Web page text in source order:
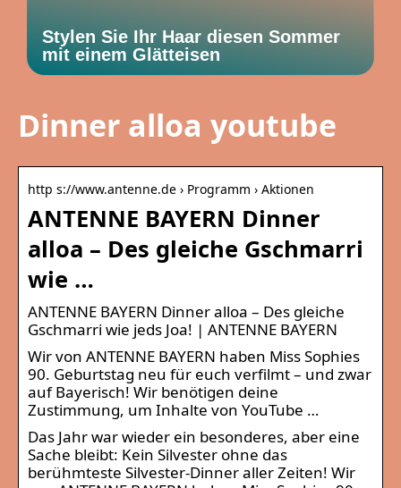
Stylen Sie Ihr Haar diesen Sommer
mit einem Glätteisen
Dinner alloa youtube
http s://www.antenne.de › Programm › Aktionen
ANTENNE BAYERN Dinner
alloa – Des gleiche Gschmarri
wie …
ANTENNE BAYERN Dinner alloa – Des gleiche
Gschmarri wie jeds Joa! | ANTENNE BAYERN
Wir von ANTENNE BAYERN haben Miss Sophies
90. Geburtstag neu für euch verfilmt – und zwar
auf Bayerisch! Wir benötigen deine
Zustimmung, um Inhalte von YouTube …
​Das Jahr war wieder ein besonderes, aber eine
Sache bleibt: Kein Silvester ohne das
berühmteste Silvester-Dinner aller Zeiten! Wir